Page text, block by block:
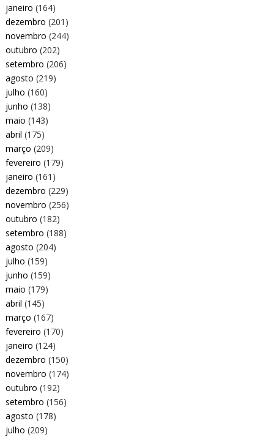
janeiro (164)
dezembro (201)
novembro (244)
outubro (202)
setembro (206)
agosto (219)
julho (160)
junho (138)
maio (143)
abril (175)
março (209)
fevereiro (179)
janeiro (161)
dezembro (229)
novembro (256)
outubro (182)
setembro (188)
agosto (204)
julho (159)
junho (159)
maio (179)
abril (145)
março (167)
fevereiro (170)
janeiro (124)
dezembro (150)
novembro (174)
outubro (192)
setembro (156)
agosto (178)
julho (209)